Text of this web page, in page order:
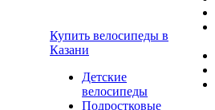
Купить велосипеды в
Казани
Детские
велосипеды
Подростковые